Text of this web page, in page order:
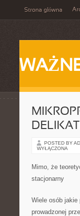
Strona główna
POSTED BY
WYŁĄCZONA
Mimo, że
stacjonarny
Wiele osób jakie
prowadzonej